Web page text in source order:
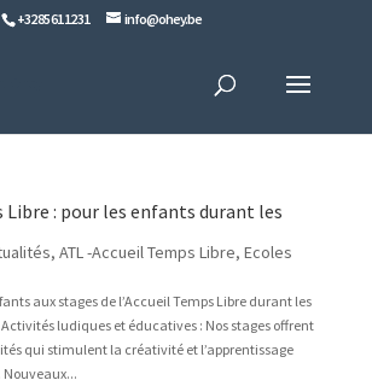
+32 85 61 12 31 info@ohey.be
Libre : pour les enfants durant les
, ATL -Accueil Temps Libre, Ecoles
aux stages de l’Accueil Temps Libre durant les
Activités ludiques et éducatives : Nos stages offrent
qui stimulent la créativité et l’apprentissage